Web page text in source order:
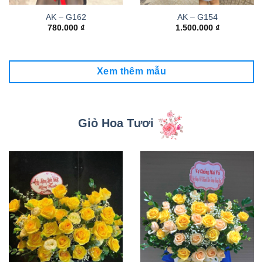
AK – G162
780.000 ₫
AK – G154
1.500.000 ₫
Xem thêm mẫu
Giỏ Hoa Tươi